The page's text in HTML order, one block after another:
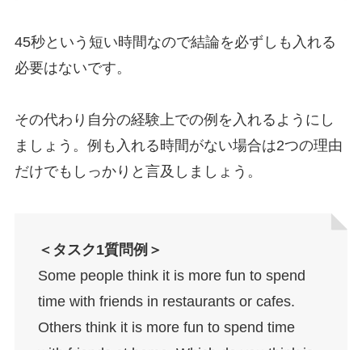
45秒という短い時間なので結論を必ずしも入れる
必要はないです。
その代わり自分の経験上での例を入れるようにし
ましょう。例も入れる時間がない場合は2つの理由
だけでもしっかりと言及しましょう。
＜タスク1質問例＞
Some people think it is more fun to spend
time with friends in restaurants or cafes.
Others think it is more fun to spend time